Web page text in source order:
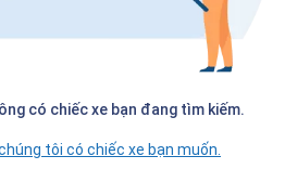
có chiếc xe bạn đang tìm kiếm.
tôi có chiếc xe bạn muốn.